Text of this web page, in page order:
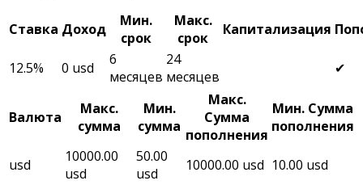
Ставка Доход
Мин.
срок
Макс.
срок
Капитализация
12.5% 0 usd
6
месяцев
24
месяцев
✔
Валюта
Макс.
сумма
Мин.
сумма
Макс.
Сумма
пополнения
Мин. Сумма
пополнения
usd
10000.00
usd
50.00
usd
10000.00 usd 10.00 usd